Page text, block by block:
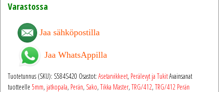
Varastossa
Jaa sähköpostilla
Jaa WhatsAppilla
Tuotetunnus (SKU): S584S420 Osastot: Asetarvikkeet, Perälevyt ja TukitAvainsanat
tuotteelle 5mm, jatkopala, Perän, Sako, Tikka Master, TRG/412, TRG/412 Perän